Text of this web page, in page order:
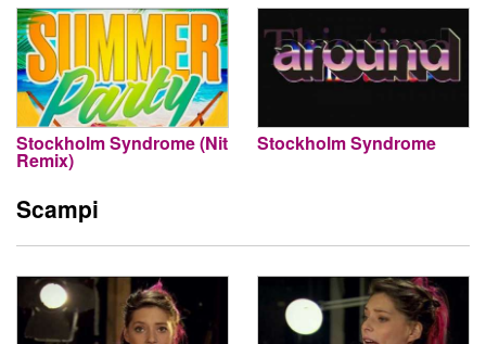
Stockholm Syndrome (Nit
Remix)
Stockholm Syndrome
Scampi